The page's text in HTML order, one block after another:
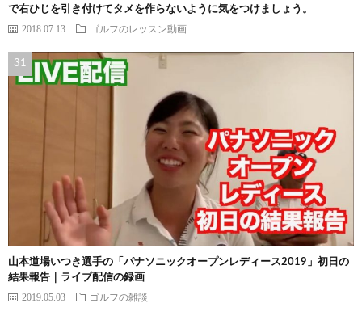
で右ひじを引き付けてタメを作らないように気をつけましょう。
2018.07.13 ゴルフのレッスン動画
山本道場いつき選手の「パナソニックオープンレディース2019」初日の
結果報告｜ライブ配信の録画
2019.05.03 ゴルフの雑談